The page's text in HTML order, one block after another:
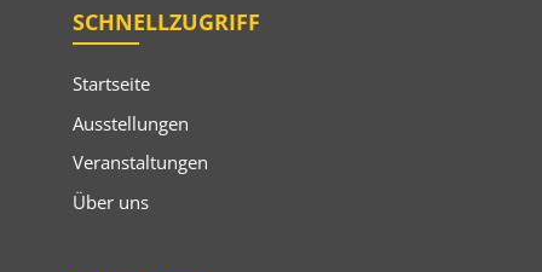
SCHNELLZUGRIFF
Startseite
Ausstellungen
Veranstaltungen
Über uns